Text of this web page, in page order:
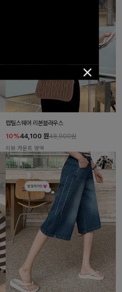
럽틸스퀘어 리본블라우스
10%44,100 원48,900원
리뷰 카운트 영역